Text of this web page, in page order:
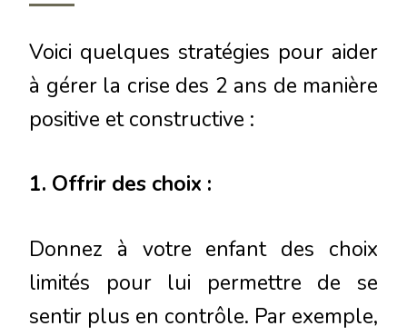
Voici quelques stratégies pour aider
à gérer la crise des 2 ans de manière
positive et constructive :
1. Offrir des choix :
Donnez à votre enfant des choix
limités pour lui permettre de se
sentir plus en contrôle. Par exemple,